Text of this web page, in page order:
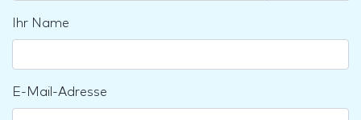
Ihr Name
E-Mail-Adresse